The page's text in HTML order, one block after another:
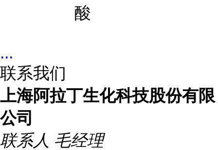
酸
...
联系我们
上海阿拉丁生化科技股份有限
公司
联系人 毛经理